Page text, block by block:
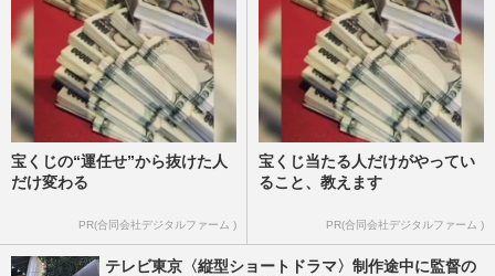
宝くじの“運任せ”から抜けた人
だけ変わる
PR(合同会社デジタルファーム )
宝くじ当たる人だけがやってい
ること、教えます
PR(合同会社デジタルファーム )
テレビ東京〈縦型ショートドラマ〉制作途中に監督の